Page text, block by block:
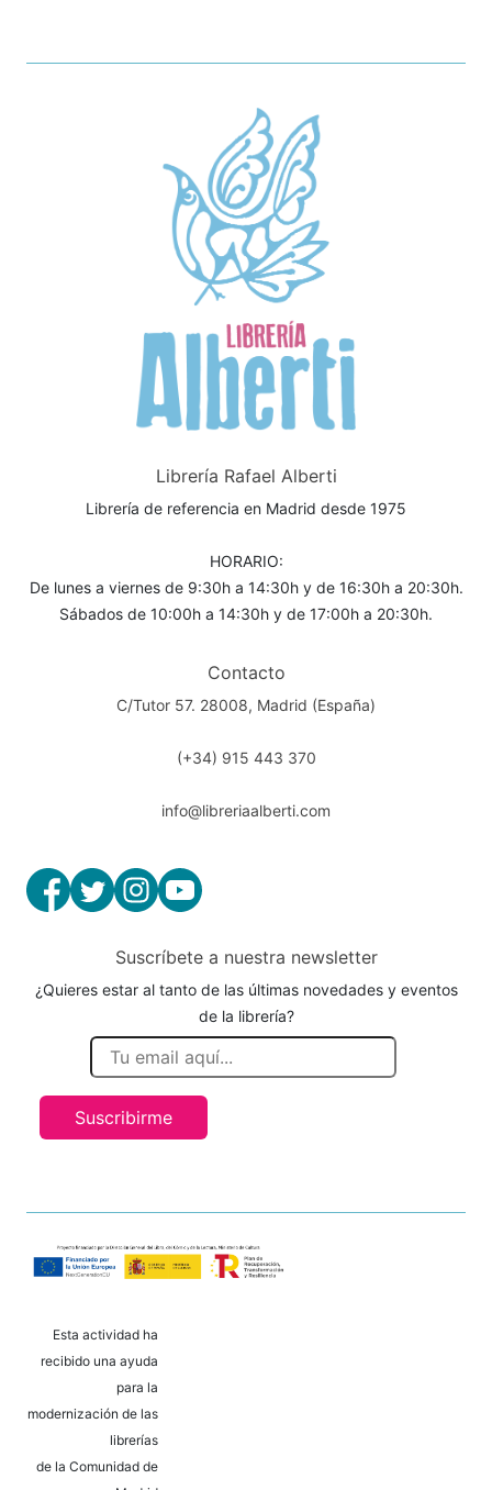
Librería Rafael Alberti
Librería de referencia en Madrid desde 1975
HORARIO:
De lunes a viernes de 9:30h a 14:30h y de 16:30h a 20:30h.
Sábados de 10:00h a 14:30h y de 17:00h a 20:30h.
Contacto
C/Tutor 57. 28008, Madrid (España)
(+34) 915 443 370
info@libreriaalberti.com
Suscríbete a nuestra newsletter
¿Quieres estar al tanto de las últimas novedades y eventos
de la librería?
Suscribirme
Esta actividad ha
recibido una ayuda
para la
modernización de las
librerías
de la Comunidad de